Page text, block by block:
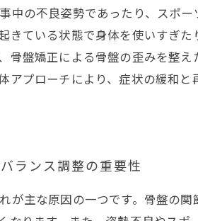
中の不良姿勢であったり、スポ
きている状態で身体を使いすぎ
骨盤矯正による骨盤の歪みを整
アプローチにより、症状の緩和
ランス調整の重要性
が主な原因の一つです。骨盤の